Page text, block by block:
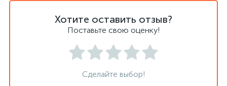
Хотите оставить отзыв?
Поставьте свою оценку!
Сделайте выбор!